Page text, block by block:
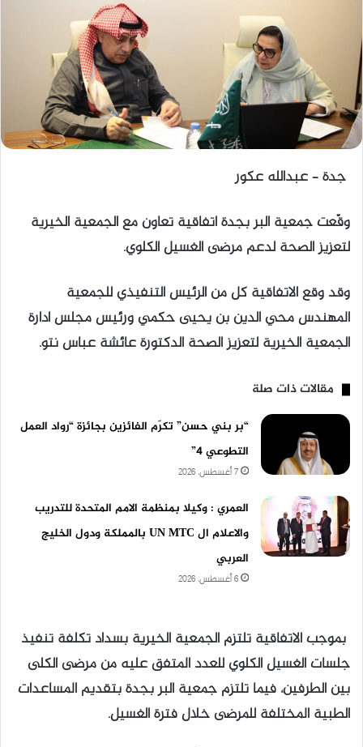
جدة – عبدالله عكور
وقّعت جمعية البر بجدة اتفاقية تعاون مع الجمعية الخيرية
لتعزيز الصحة لدعم مرضى الغسيل الكلوي.
وقد وقع الاتفاقية كل من الرئيس التنفيذي للجمعية
المهندس محي الدين بن يحيى حكمي ورئيس مجلس ادارة
الجمعية الخيرية لتعزيز الصحة الدكتورة عائشة عباس نتو.
مقالات ذات صلة
“بر بني حسن” تكرّم الفائزين بجائزة “رواد العمل
التطوعي 4”
7 أغسطس، 2026
العمري : وكيلا بمنظمة الامم المتحدة للتدريب
والاعلام ال UN MTC بالمملكة ودول الخليج
العربي
6 أغسطس، 2026
بموجب الاتفاقية تلتزم الجمعية الخيرية بسداد تكلفة تنفيذ
جلسات الغسيل الكلوي للعدد المتفق عليه من مرضى الكلى
بين الطرفين، فيما تلتزم جمعية البر بجدة بتقديم المساعدات
الطبية المختلفة للمرضى خلال فترة الغسيل.